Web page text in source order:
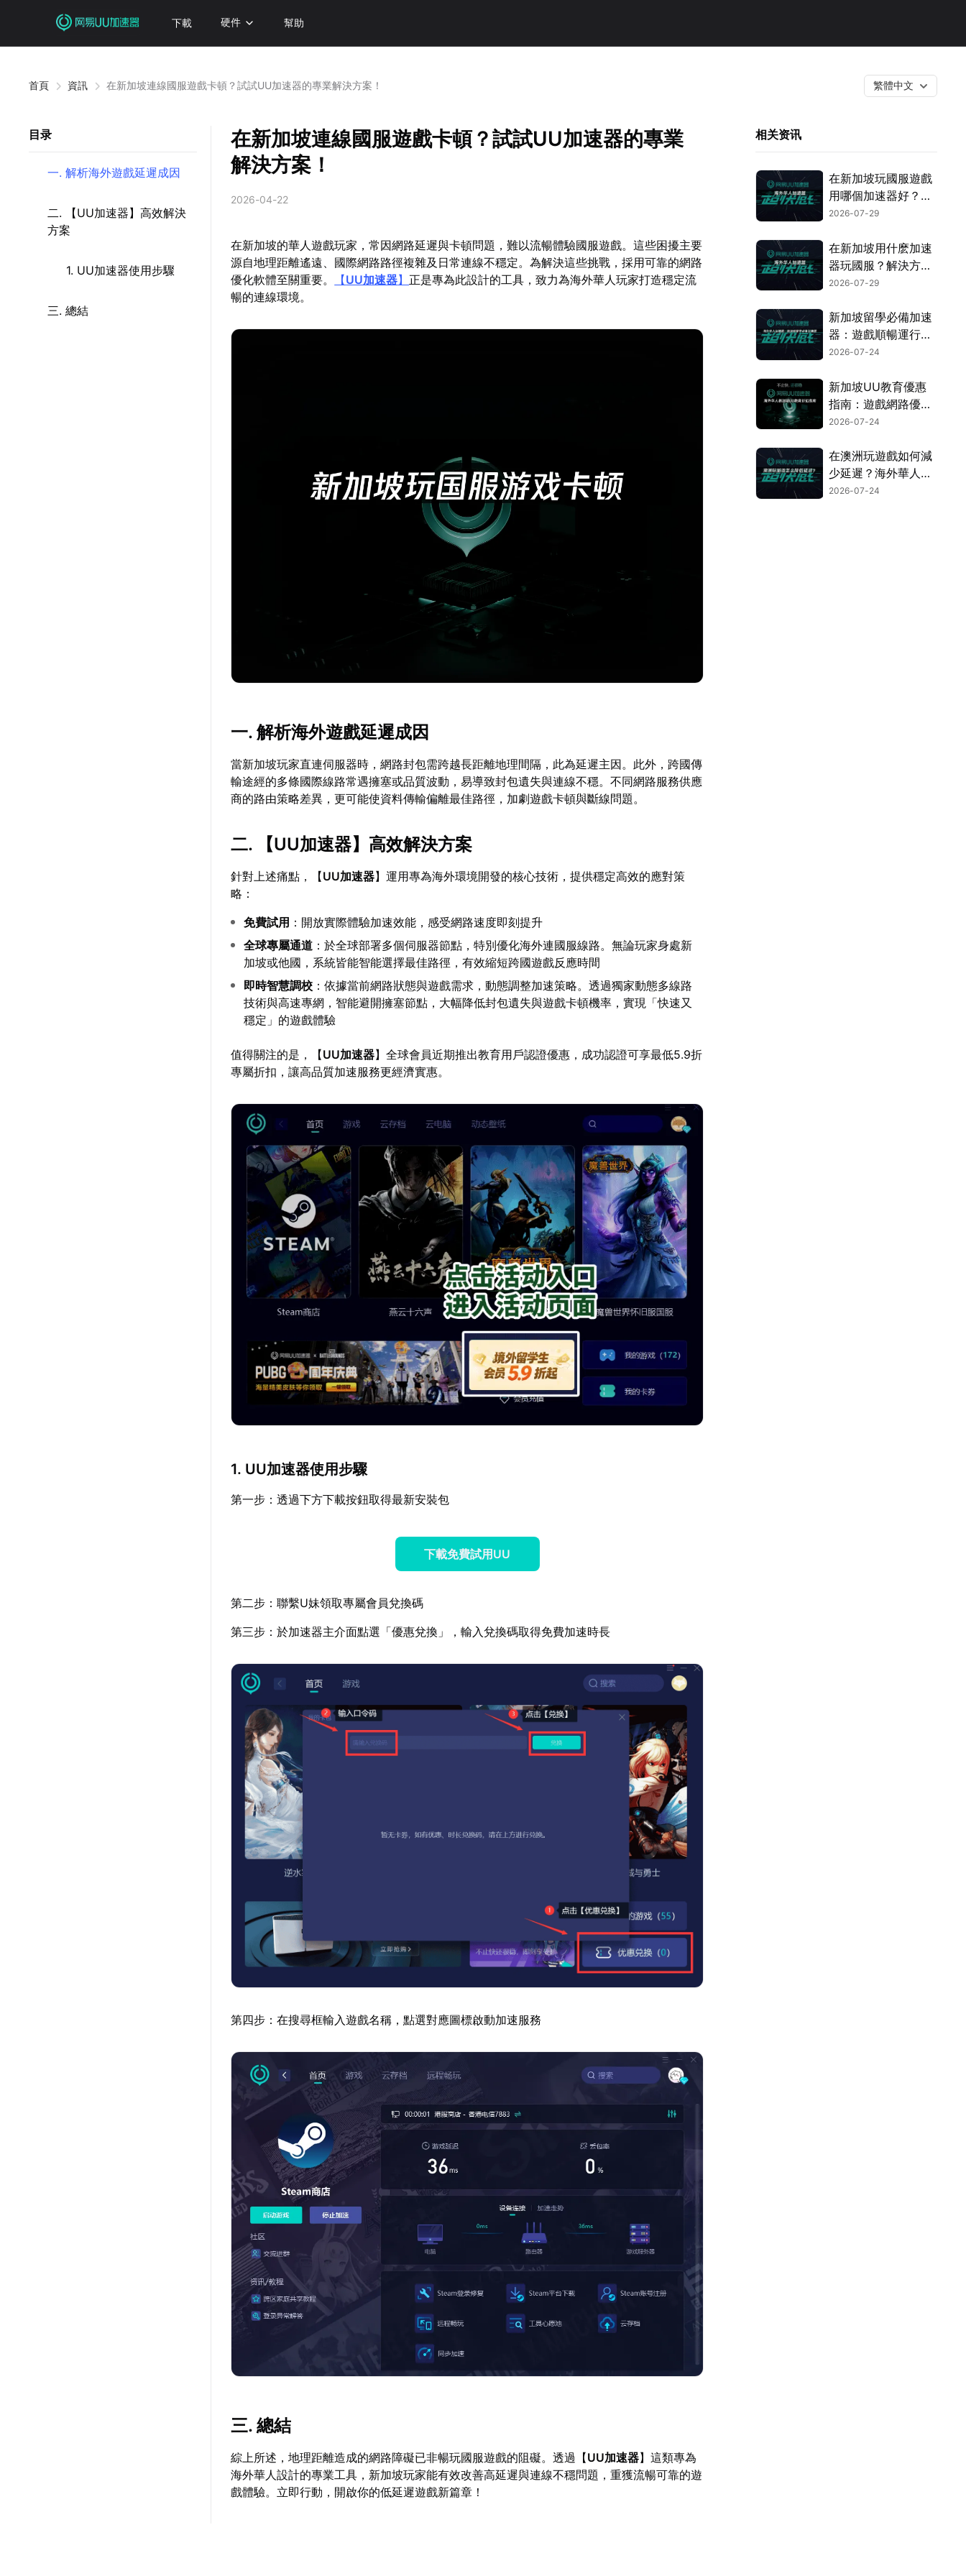
下載 硬件 幫助
首頁 資訊 在新加坡連線國服遊戲卡頓？試試UU加速器的專業解決方案！ 繁體中文
目录
一. 解析海外遊戲延遲成因
二. 【UU加速器】高效解決
方案
1. UU加速器使用步驟
三. 總結
在新加坡連線國服遊戲卡頓？試試UU加速器的專業
解決方案！
2026-04-22
在新加坡的華人遊戲玩家，常因網路延遲與卡頓問題，難以流暢體驗國服遊戲。這些困擾主要
源自地理距離遙遠、國際網路路徑複雜及日常連線不穩定。為解決這些挑戰，採用可靠的網路
優化軟體至關重要。
【UU加速器】 正是專為此設計的工具，致力為海外華人玩家打造穩定流
暢的連線環境。
一. 解析海外遊戲延遲成因
當新加坡玩家直連伺服器時，網路封包需跨越長距離地理間隔，此為延遲主因。此外，跨國傳
輸途經的多條國際線路常遇擁塞或品質波動，易導致封包遺失與連線不穩。不同網路服務供應
商的路由策略差異，更可能使資料傳輸偏離最佳路徑，加劇遊戲卡頓與斷線問題。
二. 【UU加速器】高效解決方案
針對上述痛點，【UU加速器】運用專為海外環境開發的核心技術，提供穩定高效的應對策
略：
免費試用 ：開放實際體驗加速效能，感受網路速度即刻提升
全球專屬通道 ：於全球部署多個伺服器節點，特別優化海外連國服線路。無論玩家身處新
加坡或他國，系統皆能智能選擇最佳路徑，有效縮短跨國遊戲反應時間
即時智慧調校 ：依據當前網路狀態與遊戲需求，動態調整加速策略。透過獨家動態多線路
技術與高速專網，智能避開擁塞節點，大幅降低封包遺失與遊戲卡頓機率，實現「快速又
穩定」的遊戲體驗
值得關注的是，【UU加速器】全球會員近期推出教育用戶認證優惠，成功認證可享最低5.9折
專屬折扣，讓高品質加速服務更經濟實惠。
1. UU加速器使用步驟
第一步：透過下方下載按鈕取得最新安裝包
下載免費試用UU
第二步：聯繫U妹領取專屬會員兌換碼
第三步：於加速器主介面點選「優惠兌換」，輸入兌換碼取得免費加速時長
第四步：在搜尋框輸入遊戲名稱，點選對應圖標啟動加速服務
三. 總結
綜上所述，地理距離造成的網路障礙已非暢玩國服遊戲的阻礙。透過【UU加速器】這類專為
海外華人設計的專業工具，新加坡玩家能有效改善高延遲與連線不穩問題，重獲流暢可靠的遊
戲體驗。立即行動，開啟你的低延遲遊戲新篇章！
相关资讯
在新加坡玩國服遊戲
用哪個加速器好？遊
戲網絡優化全攻略！
2026-07-29
在新加坡用什麽加速
器玩國服？解決方案
全指南！
2026-07-29
新加坡留學必備加速
器：遊戲順暢運行的
終極攻略！
2026-07-24
新加坡UU教育優惠
指南：遊戲網路優化
完整攻略！
2026-07-24
在澳洲玩遊戲如何減
少延遲？海外華人網
路優化終極攻略！
2026-07-24